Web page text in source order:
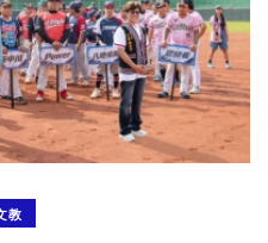
教